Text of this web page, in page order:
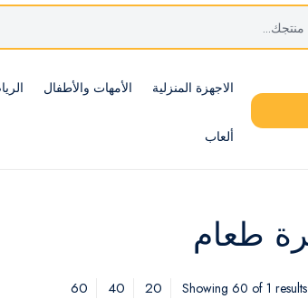
الاجهزة المنزلية الأمهات والأطفال
ألعاب
Showing 60 of 1 results
20
40
60